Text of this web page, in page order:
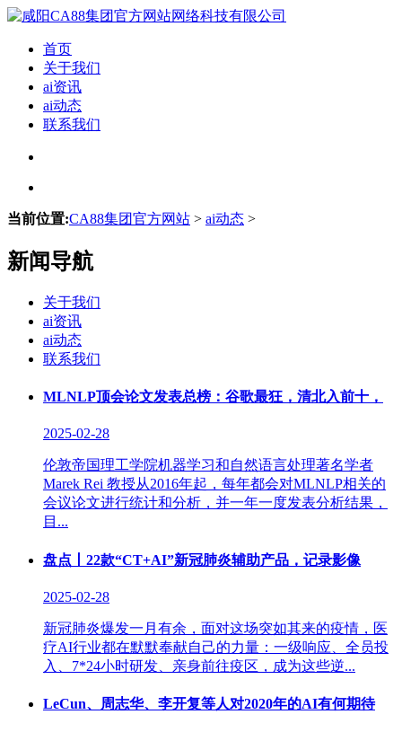
首页
关于我们
ai资讯
ai动态
联系我们
当前位置:CA88集团官方网站 > ai动态 >
新闻导航
关于我们
ai资讯
ai动态
联系我们
MLNLP顶会论文发表总榜：谷歌最狂，清北入前十，
2025-02-28
伦敦帝国理工学院机器学习和自然语言处理著名学者
Marek Rei 教授从2016年起，每年都会对MLNLP相关的
会议论文进行统计和分析，并一年一度发表分析结果，
目...
盘点丨22款“CT+AI”新冠肺炎辅助产品，记录影像
2025-02-28
新冠肺炎爆发一月有余，面对这场突如其来的疫情，医
疗AI行业都在默默奉献自己的力量：一级响应、全员投
入、7*24小时研发、亲身前往疫区，成为这些逆...
LeCun、周志华、李开复等人对2020年的AI有何期待